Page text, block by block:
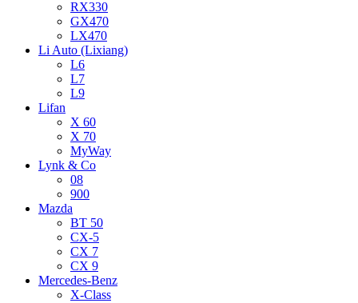
RX330
GX470
LX470
Li Auto (Lixiang)
L6
L7
L9
Lifan
X 60
X 70
MyWay
Lynk & Co
08
900
Mazda
BT 50
CX-5
CX 7
CX 9
Mercedes-Benz
X-Class